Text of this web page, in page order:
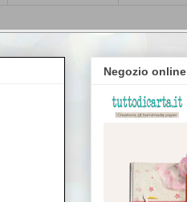
Negozio online